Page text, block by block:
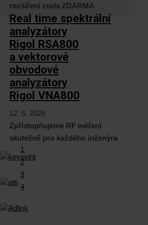
rozšíření zcela ZDARMA
Real time spektrální
analyzátory
Rigol RSA800
a vektorové
obvodové
analyzátory
Rigol VNA800
12. 6. 2026
Zpřístupňujeme RF měření
skutečně pro každého inženýra
1
2
3
4